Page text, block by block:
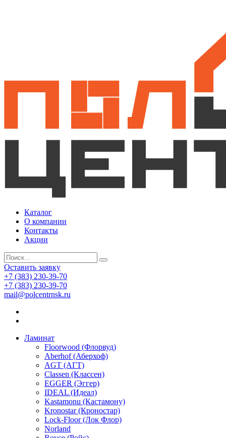
Каталог
О компании
Контакты
Акции
Оставить заявку
+7 (383) 230-39-70
+7 (383) 230-39-70
mail@polcentrnsk.ru
Ламинат
Floorwood (Флорвуд)
Aberhof (Аберхоф)
AGT (АГТ)
Classen (Классен)
EGGER (Эггер)
IDEAL (Идеал)
Kastamonu (Кастамону)
Kronostar (Кроностар)
Lock-Floor (Лок Флор)
Norland